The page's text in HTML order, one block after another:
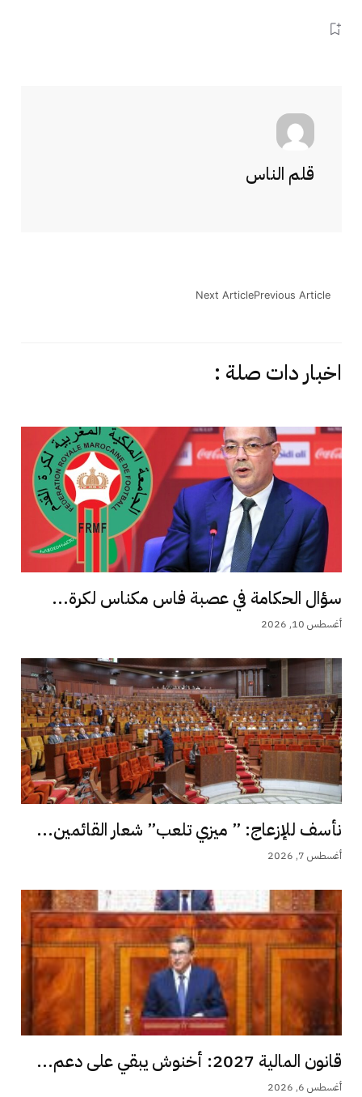
قلم الناس
Previous Article
Next Article
اخبار دات صلة :
سؤال الحكامة في عصبة فاس مكناس لكرة...
أغسطس 10, 2026
نأسف للإزعاج: ” ميزي تلعب” شعار القائمين...
أغسطس 7, 2026
قانون المالية 2027: أخنوش يبقي على دعم...
أغسطس 6, 2026